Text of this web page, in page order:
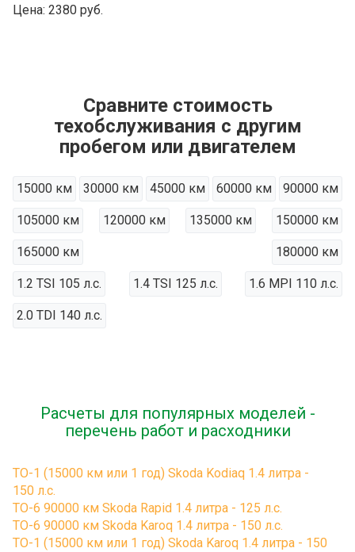
Цена: 2380 руб.
Сравните стоимость
техобслуживания с другим
пробегом или двигателем
15000 км 30000 км 45000 км 60000 км 90000 км
105000 км 120000 км 135000 км 150000 км
165000 км 180000 км
1.2 TSI 105 л.с. 1.4 TSI 125 л.с. 1.6 MPI 110 л.с.
2.0 TDI 140 л.с.
Расчеты для популярных моделей -
перечень работ и расходники
ТО-1 (15000 км или 1 год) Skoda Kodiaq 1.4 литра -
150 л.с.
ТО-6 90000 км Skoda Rapid 1.4 литра - 125 л.с.
ТО-6 90000 км Skoda Karoq 1.4 литра - 150 л.с.
ТО-1 (15000 км или 1 год) Skoda Karoq 1.4 литра - 150